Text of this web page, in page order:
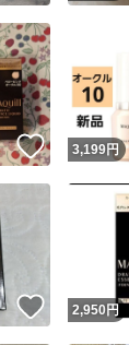
いいね！
3,199円
いいね！
2,950 円